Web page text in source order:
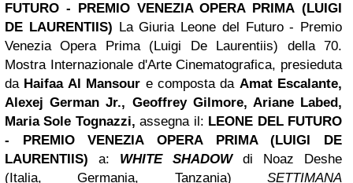
FUTURO - PREMIO VENEZIAOPERA PRIMA (LUIGI
DE LAURENTIIS) La Giuria Leone del Futuro - Premio
Venezia Opera Prima (Luigi De Laurentiis) della 70.
Mostra Internazionale d'Arte Cinematografica, presieduta
da Haifaa Al Mansour e composta daAmat Escalante,
Alexej German Jr., Geoffrey Gilmore, Ariane Labed,
Maria Sole Tognazzi,assegna il: LEONE DEL FUTURO
- PREMIO VENEZIA OPERA PRIMA (LUIGI DE
LAURENTIIS) a: WHITE SHADOW di Noaz Deshe
(Italia, Germania, Tanzania)
SETTIMANA